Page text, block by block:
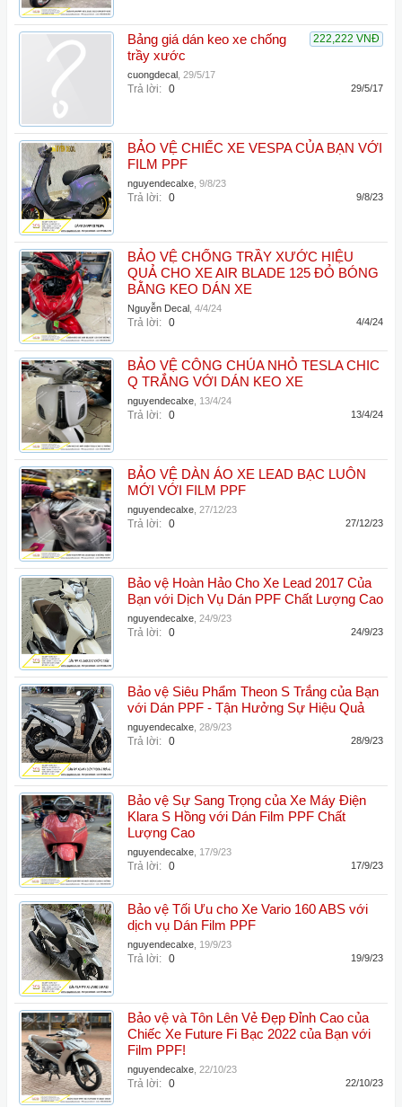
222,222 VNĐ
Bảng giá dán keo xe chống
trầy xước
cuongdecal 29/5/17
Trả lời: 0 29/5/17
BẢO VỆ CHIẾC XE VESPA CỦA BẠN VỚI
FILM PPF
nguyendecalxe 9/8/23
Trả lời: 0 9/8/23
BẢO VỆ CHỐNG TRẦY XƯỚC HIỆU
QUẢ CHO XE AIR BLADE 125 ĐỎ BÓNG
BẰNG KEO DÁN XE
Nguyễn Decal 4/4/24
Trả lời: 0 4/4/24
BẢO VỆ CÔNG CHÚA NHỎ TESLA CHIC
Q TRẮNG VỚI DÁN KEO XE
nguyendecalxe 13/4/24
Trả lời: 0 13/4/24
BẢO VỆ DÀN ÁO XE LEAD BẠC LUÔN
MỚI VỚI FILM PPF
nguyendecalxe 27/12/23
Trả lời: 0 27/12/23
Bảo vệ Hoàn Hảo Cho Xe Lead 2017 Của
Bạn với Dịch Vụ Dán PPF Chất Lượng Cao
nguyendecalxe 24/9/23
Trả lời: 0 24/9/23
Bảo vệ Siêu Phẩm Theon S Trắng của Bạn
với Dán PPF - Tận Hưởng Sự Hiệu Quả
nguyendecalxe 28/9/23
Trả lời: 0 28/9/23
Bảo vệ Sự Sang Trọng của Xe Máy Điện
Klara S Hồng với Dán Film PPF Chất
Lượng Cao
nguyendecalxe 17/9/23
Trả lời: 0 17/9/23
Bảo vệ Tối Ưu cho Xe Vario 160 ABS với
dịch vụ Dán Film PPF
nguyendecalxe 19/9/23
Trả lời: 0 19/9/23
Bảo vệ và Tôn Lên Vẻ Đẹp Đỉnh Cao của
Chiếc Xe Future Fi Bạc 2022 của Bạn với
Film PPF!
nguyendecalxe 22/10/23
Trả lời: 0 22/10/23